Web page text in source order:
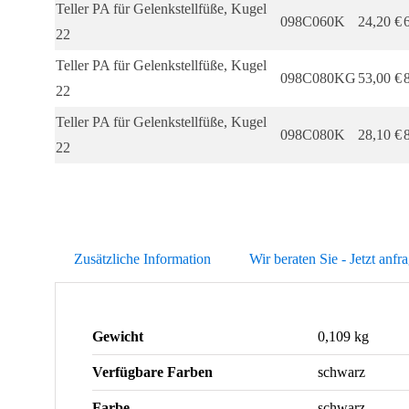
Teller PA für Gelenkstellfüße, Kugel
22
098C060K 24,20 €
Teller PA für Gelenkstellfüße, Kugel
22
098C080KG 53,00 €
Teller PA für Gelenkstellfüße, Kugel
22
098C080K 28,10 €
Zusätzliche Information Wir beraten Sie - Jetzt
Gewicht 0,109 kg
Verfügbare Farben schwarz